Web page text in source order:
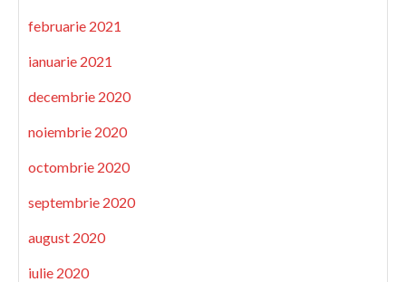
februarie 2021
ianuarie 2021
decembrie 2020
noiembrie 2020
octombrie 2020
septembrie 2020
august 2020
iulie 2020